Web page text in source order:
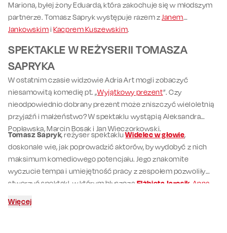
Mariona, byłej żony Eduarda, która zakochuje się w młodszym
partnerze. Tomasz Sapryk występuje razem zJanem
JankowskimiKacprem Kuszewskim.
SPEKTAKLE W REŻYSERII TOMASZA
SAPRYKA
W ostatnim czasie widzowie Adria Art mogli zobaczyć
niesamowitą komedię pt. „Wyjątkowy prezent”. Czy
nieodpowiednio dobrany prezent może zniszczyć wieloletnią
przyjaźń i małżeństwo? W spektaklu wystąpią Aleksandra
Popławska, Marcin Bosak i Jan Wieczorkowski.
Tomasz Sapryk, reżyser spektakluWidelec w głowie,
doskonale wie, jak poprowadzić aktorów, by wydobyć z nich
maksimum komediowego potencjału. Jego znakomite
wyczucie tempa i umiejętność pracy z zespołem pozwoliły
stworzyć spektakl, w którym błyszczą Elżbieta Jarosik, Anna
Roznerski
Więcej